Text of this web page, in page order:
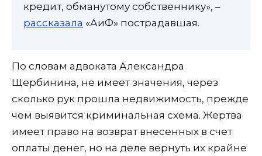
кредит, обманутому собственнику», –
рассказала «АиФ» пострадавшая.
По словам адвоката Александра
Щербинина, не имеет значения, через
сколько рук прошла недвижимость, прежде
чем выявится криминальная схема. Жертва
имеет право на возврат внесенных в счет
оплаты денег, но на деле вернуть их крайне